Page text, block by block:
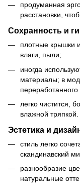
продуманная
расстановки,
Сохранность и
плотные крышки
влаги, пыли;
иногда
материалы; в
переработанного
легко чистится,
влажной тряпкой.
Эстетика и
стиль легко
скандинавский
разнообразие
натуральные